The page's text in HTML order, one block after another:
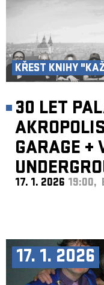
KŘEST KNIHY
30 LET
GARAGE +
BAND
17. 1. 2026 19:00,
17. 1. 2026